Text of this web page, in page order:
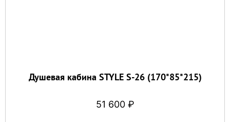
Душевая кабина STYLE S-26 (170*85*215)
51 600 ₽